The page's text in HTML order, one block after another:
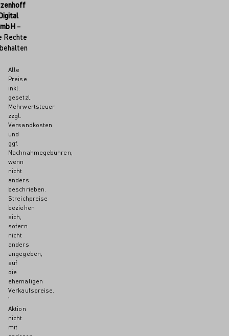
–
Rechte
Alle
Preise
inkl.
gesetzl.
Mehrwertsteuer
zzgl.
Versandkosten
und
ggf.
Nachnahmegebühren,
wenn
nicht
anders
beschrieben.
Streichpreise
beziehen
sich,
sofern
nicht
anders
angegeben,
auf
die
ehemaligen
Verkaufspreise.
¹
Aktion
nicht
mit